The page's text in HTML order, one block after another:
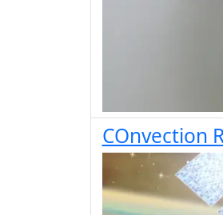
COnvection